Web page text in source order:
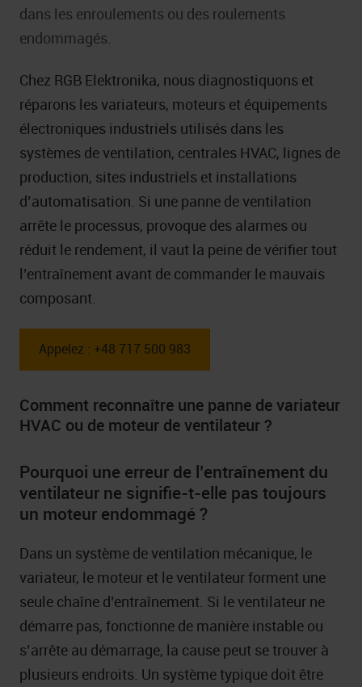
dans les enroulements ou des roulements
endommagés.
Chez RGB Elektronika, nous diagnostiquons et
réparons les variateurs, moteurs et équipements
électroniques industriels utilisés dans les
systèmes de ventilation, centrales HVAC, lignes de
production, sites industriels et installations
d’automatisation. Si une panne de ventilation
arrête le processus, provoque des alarmes ou
réduit le rendement, il vaut la peine de vérifier tout
l’entraînement avant de commander le mauvais
composant.
Appelez : +48 717 500 983
Comment reconnaître une panne de variateur
HVAC ou de moteur de ventilateur ?
Pourquoi une erreur de l’entraînement du
ventilateur ne signifie-t-elle pas toujours
un moteur endommagé ?
Dans un système de ventilation mécanique, le
variateur, le moteur et le ventilateur forment une
seule chaîne d’entraînement. Si le ventilateur ne
démarre pas, fonctionne de manière instable ou
s’arrête au démarrage, la cause peut se trouver à
plusieurs endroits. Un système typique doit être